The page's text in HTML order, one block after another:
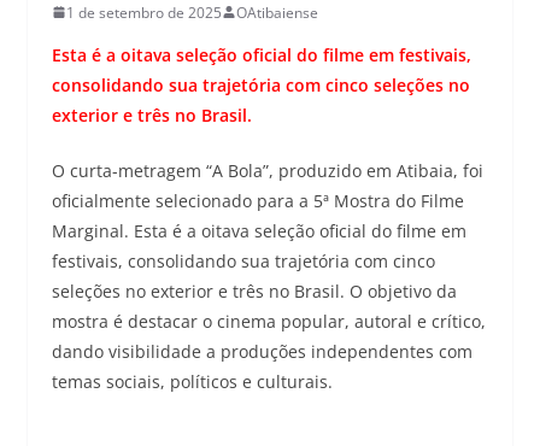
1 de setembro de 2025 OAtibaiense
Esta é a oitava seleção oficial do filme em festivais,
consolidando sua trajetória com cinco seleções no
exterior e três no Brasil.
O curta-metragem “A Bola”, produzido em Atibaia, foi
oficialmente selecionado para a 5ª Mostra do Filme
Marginal. Esta é a oitava seleção oficial do filme em
festivais, consolidando sua trajetória com cinco
seleções no exterior e três no Brasil. O objetivo da
mostra é destacar o cinema popular, autoral e crítico,
dando visibilidade a produções independentes com
temas sociais, políticos e culturais.